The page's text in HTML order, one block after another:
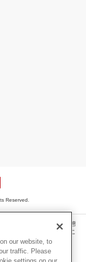
Reserved.
動画・音声等を、手段や形態
転載、ファイル化などするこ
場合があります。
our website, to
traffic. Please